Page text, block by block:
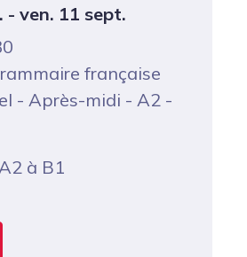
- ven. 11 sept.
française
- Après-midi - A2 -
à B1